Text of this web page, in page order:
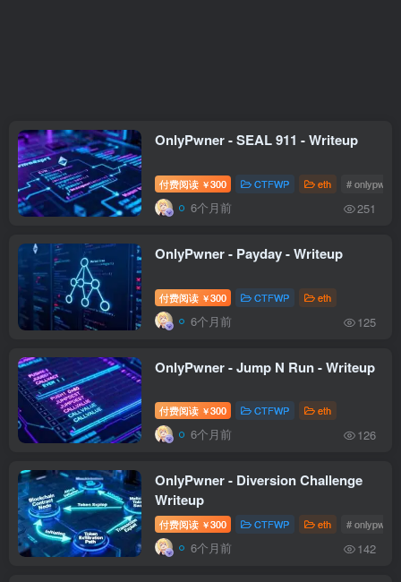
OnlyPwner - SEAL 911 - Writeup
付费阅读 ￥300 CTFWP eth # onlypwner
6个月前 251
OnlyPwner - Payday - Writeup
付费阅读 ￥300 CTFWP eth
6个月前 125
OnlyPwner - Jump N Run - Writeup
付费阅读 ￥300 CTFWP eth
6个月前 126
OnlyPwner - Diversion Challenge
Writeup
付费阅读 ￥300 CTFWP eth # onlypwner
6个月前 142